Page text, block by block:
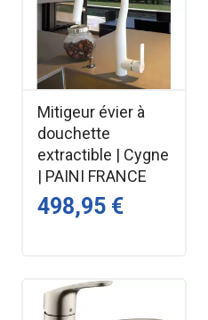
Mitigeur évier à
douchette
extractible | Cygne
| PAINI FRANCE
498,95 €